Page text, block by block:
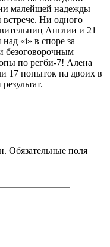
малейшей надежды
Ни одного
Англии и 21
«i» в споре за
безоговорочным
по регби-7! Алена
17 попыток на двоих в
Обязательные поля